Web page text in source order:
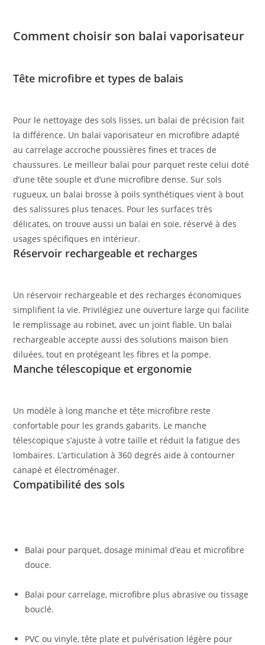
Comment choisir son balai vaporisateur
Tête microfibre et types de balais
Pour le nettoyage des sols lisses, un balai de précision fait
la différence. Un balai vaporisateur en microfibre adapté
au carrelage accroche poussières fines et traces de
chaussures. Le meilleur balai pour parquet reste celui doté
d’une tête souple et d’une microfibre dense. Sur sols
rugueux, un balai brosse à poils synthétiques vient à bout
des salissures plus tenaces. Pour les surfaces très
délicates, on trouve aussi un balai en soie, réservé à des
usages spécifiques en intérieur.
Réservoir rechargeable et recharges
Un réservoir rechargeable et des recharges économiques
simplifient la vie. Privilégiez une ouverture large qui facilite
le remplissage au robinet, avec un joint fiable. Un balai
rechargeable accepte aussi des solutions maison bien
diluées, tout en protégeant les fibres et la pompe.
Manche télescopique et ergonomie
Un modèle à long manche et tête microfibre reste
confortable pour les grands gabarits. Le manche
télescopique s’ajuste à votre taille et réduit la fatigue des
lombaires. L’articulation à 360 degrés aide à contourner
canapé et électroménager.
Compatibilité des sols
Balai pour parquet, dosage minimal d’eau et microfibre
douce.
Balai pour carrelage, microfibre plus abrasive ou tissage
bouclé.
PVC ou vinyle, tête plate et pulvérisation légère pour